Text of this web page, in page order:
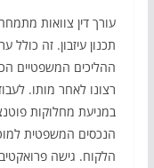
עורך דין צוואות
תכנון עיזבון. זה כולל
ההליכים המשפטיים
רצונו לאחר מותו.
במניעת מחלוקות
הנכסים המשפטית
הלקוח. גישה